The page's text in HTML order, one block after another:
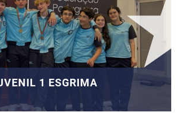
1 ESGRIMA